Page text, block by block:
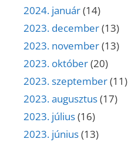
2024. január(14)
2023. december(13)
2023. november(13)
2023. október(20)
2023. szeptember(11)
2023. augusztus(17)
2023. július(16)
2023. június(13)